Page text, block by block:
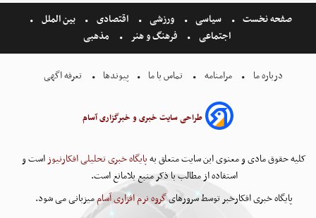
صفحه نخست سیاسی ورزشی اقتصادی
بین الملل
اجتماعی
فرهنگ و هنر مذهبی
درباره ما مرامنامه تماس با ما پیوندها تعرفه اگهی
طراحی سایت خبری و خبرگزاری آسام
کلیه حقوق مادی و معنوی این سایت متعلق بهپایگاه خبری تحلیلی افکارنیوزاست و
استفاده از مطالب با ذکر منبع بلامانع است.
پایگاه خبری افکارخبر توسط سرورهایگروه نرم افزاری آساممیزبانی می شود.